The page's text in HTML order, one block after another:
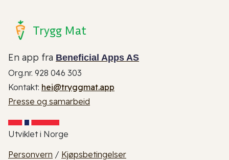
Trygg Mat
En app fra Beneficial Apps AS
Org.nr. 928 046 303
Kontakt: hei@tryggmat.app
Presse og samarbeid
Utviklet i Norge
Personvern / Kjøpsbetingelser